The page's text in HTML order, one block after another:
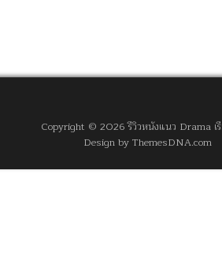
Copyright © 2026 รีวิวหนังแนว Drama เ
Design by ThemesDNA.com